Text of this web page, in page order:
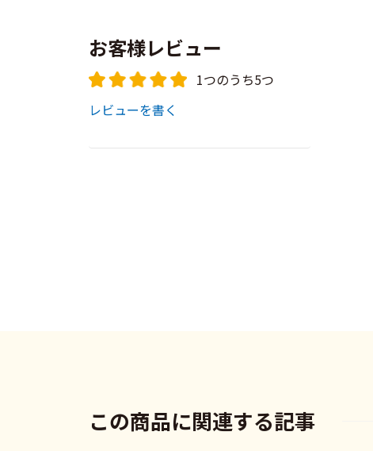
お客様レビュー
1つのうち5つ
レビューを書く
この商品に関連する記事